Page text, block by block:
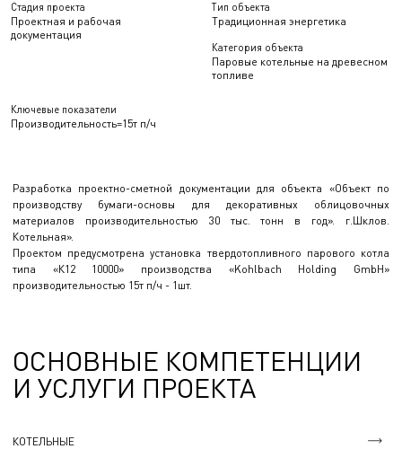
Стадия проекта
Проектная и рабочая
документация
Тип объекта
Традиционная энергетика
Категория объекта
Паровые котельные на древесном
топливе
Ключевые показатели
Производительность=15т п/ч
Разработка проектно-сметной документации для объекта «Объект по
производству бумаги-основы для декоративных облицовочных
материалов производительностью 30 тыс. тонн в год». г.Шклов.
Котельная».
Проектом предусмотрена установка твердотопливного парового котла
типа «К12 10000» производства «Kohlbach Holding GmbH»
производительностью 15т п/ч - 1шт.
ОСНОВНЫЕ КОМПЕТЕНЦИИ
И УСЛУГИ ПРОЕКТА
КОТЕЛЬНЫЕ